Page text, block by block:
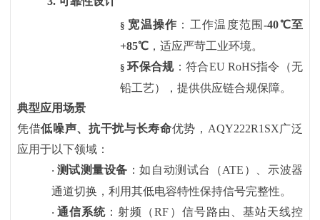
§ 宽温操作 ：工作温度范围-40℃至
+85℃，适应严苛工业环境。
§环保合规：符合EU RoHS指令（无
铅工艺），提供供应链合规保障。
典型应用场景
凭借低噪声、抗干扰与长寿命优势， AQY222R1SX广泛
应用于以下领域：
· 测试测量设备 ：如自动测试台（ATE）、示波器
通道切换，利用其低电容特性保持信号完整性。
·通信系统 ：射频（RF）信号路由、基站天线控